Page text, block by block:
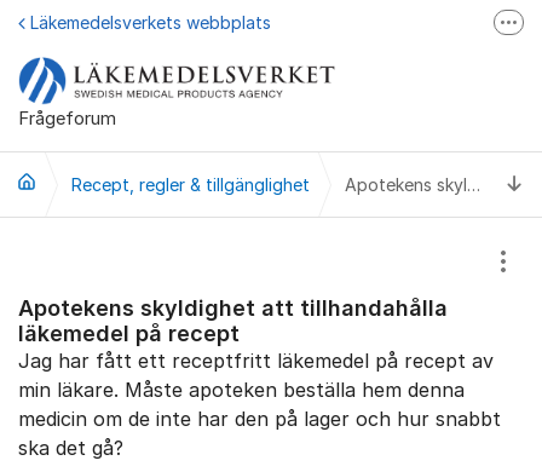
Hoppa till innehåll
Frågeforum
Läkemedelsverkets webbplats
Läkemedelsupplysningen
Läkemedelsverket på Facebook
Recept, regler & tillgänglighet Apotekens skyldighet att tillhandahålla läkemedel på recept
Apotekens skyldighet att tillhandahålla
läkemedel på recept
Jag har fått ett receptfritt läkemedel på recept av
min läkare. Måste apoteken beställa hem denna
medicin om de inte har den på lager och hur snabbt
ska det gå?